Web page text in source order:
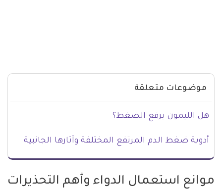
موضوعات متعلقة
هل الليمون يرفع الضغط؟
أدوية ضغط الدم المرتفع المختلفة وآثارها الجانبية
موانع استعمال الدواء وأهم التحذيرات